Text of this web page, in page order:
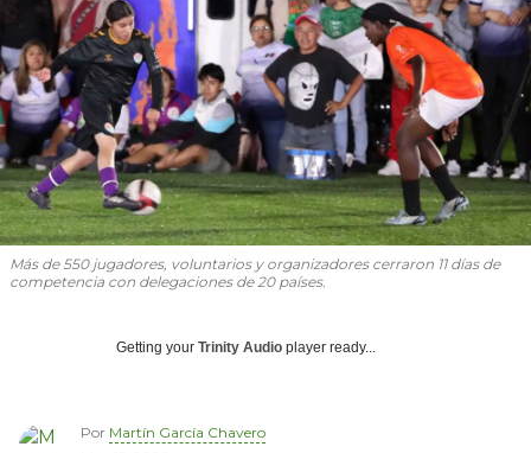
Más de 550 jugadores, voluntarios y organizadores cerraron 11 días de
competencia con delegaciones de 20 países.
Getting your Trinity Audio player ready...
Por Martín García Chavero